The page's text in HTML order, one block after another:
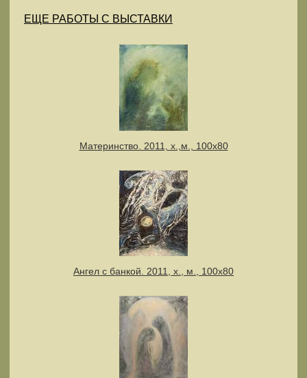
ЕЩЕ РАБОТЫ С ВЫСТАВКИ
Материнство. 2011, х.,м., 100х80
Ангел с банкой. 2011, х., м., 100х80